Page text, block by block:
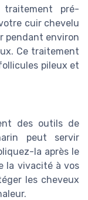
pré-
cuir chevelu
pendant environ
Ce traitement
pileux et
des outils de
peut servir
la après le
la vivacité à vos
les cheveux